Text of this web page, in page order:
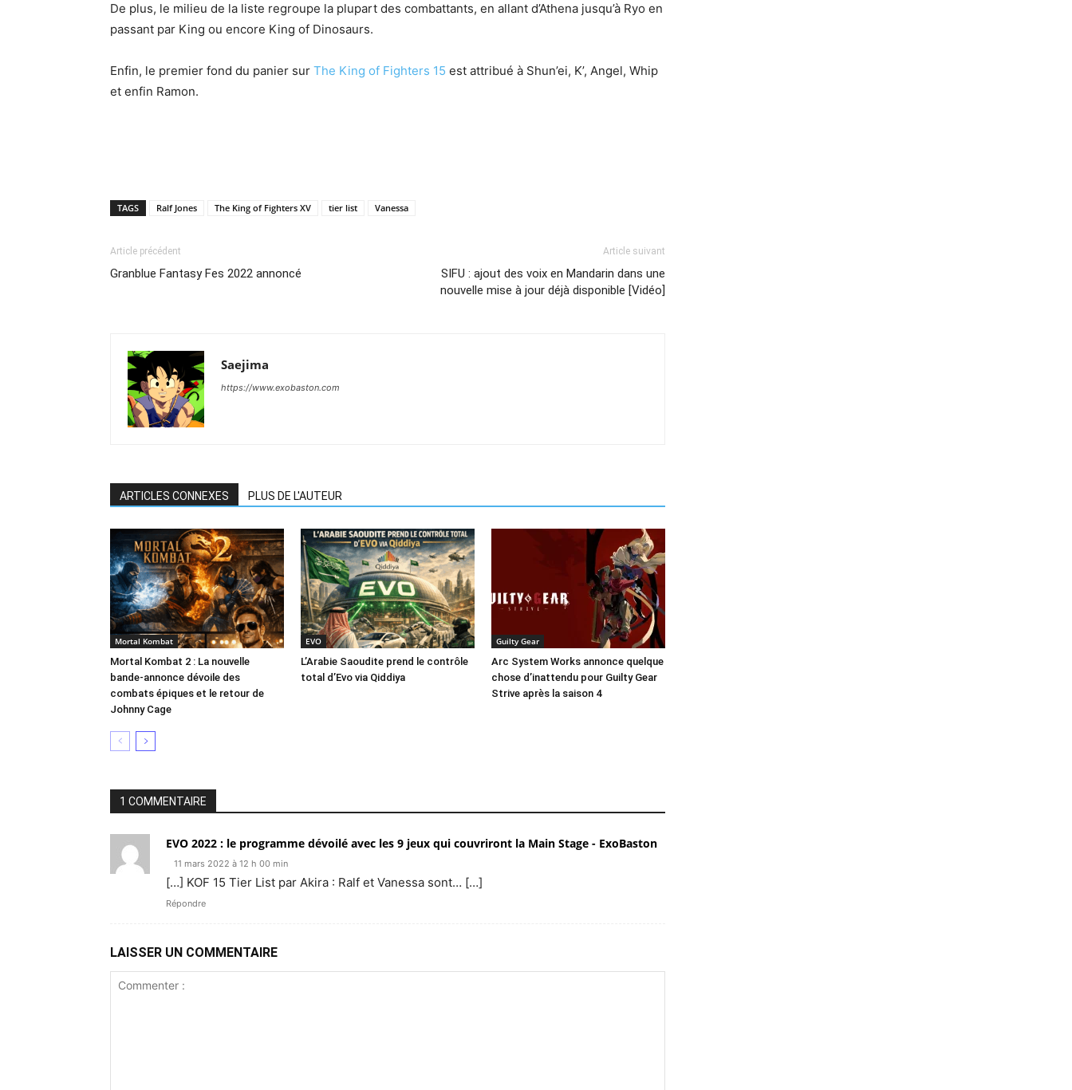
De plus, le milieu de la liste regroupe la plupart des combattants, en allant d’Athena jusqu’à Ryo en
passant par King ou encore King of Dinosaurs.
Enfin, le premier fond du panier sur The King of Fighters 15 est attribué à Shun’ei, K’, Angel, Whip
et enfin Ramon.
TAGS Ralf Jones The King of Fighters XV tier list Vanessa
Article précédent
Granblue Fantasy Fes 2022 annoncé
Article suivant
SIFU : ajout des voix en Mandarin dans une
nouvelle mise à jour déjà disponible [Vidéo]
Saejima
https://www.exobaston.com
ARTICLES CONNEXES PLUS DE L'AUTEUR
Mortal Kombat
Mortal Kombat 2 : La nouvelle
bande-annonce dévoile des
combats épiques et le retour de
Johnny Cage
EVO
L’Arabie Saoudite prend le contrôle
total d’Evo via Qiddiya
Guilty Gear
Arc System Works annonce quelque
chose d’inattendu pour Guilty Gear
Strive après la saison 4
1 COMMENTAIRE
EVO 2022 : le programme dévoilé avec les 9 jeux qui couvriront la Main Stage - ExoBaston
11 mars 2022 à 12 h 00 min
[…] KOF 15 Tier List par Akira : Ralf et Vanessa sont… […]
Répondre
LAISSER UN COMMENTAIRE